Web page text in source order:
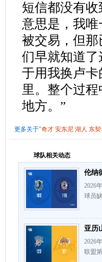
短信都没有
意思是，我
被交易，但
们早就知道
于用我换卢
里。整个过
地方。”
更多关于"奇才 安东尼 湖人 东
球队相关动态
伦纳
2026
球员
亚历
2026
联盟